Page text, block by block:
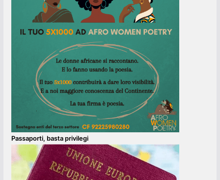
Passaporti, basta privilegi